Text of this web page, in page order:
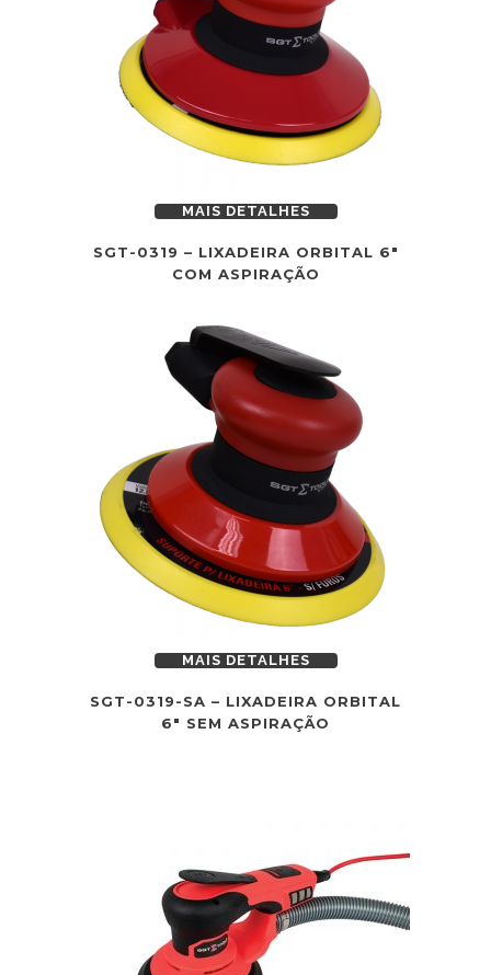
MAIS DETALHES
SGT-0319 – LIXADEIRA ORBITAL 6″
COM ASPIRAÇÃO
MAIS DETALHES
SGT-0319-SA – LIXADEIRA ORBITAL
6″ SEM ASPIRAÇÃO